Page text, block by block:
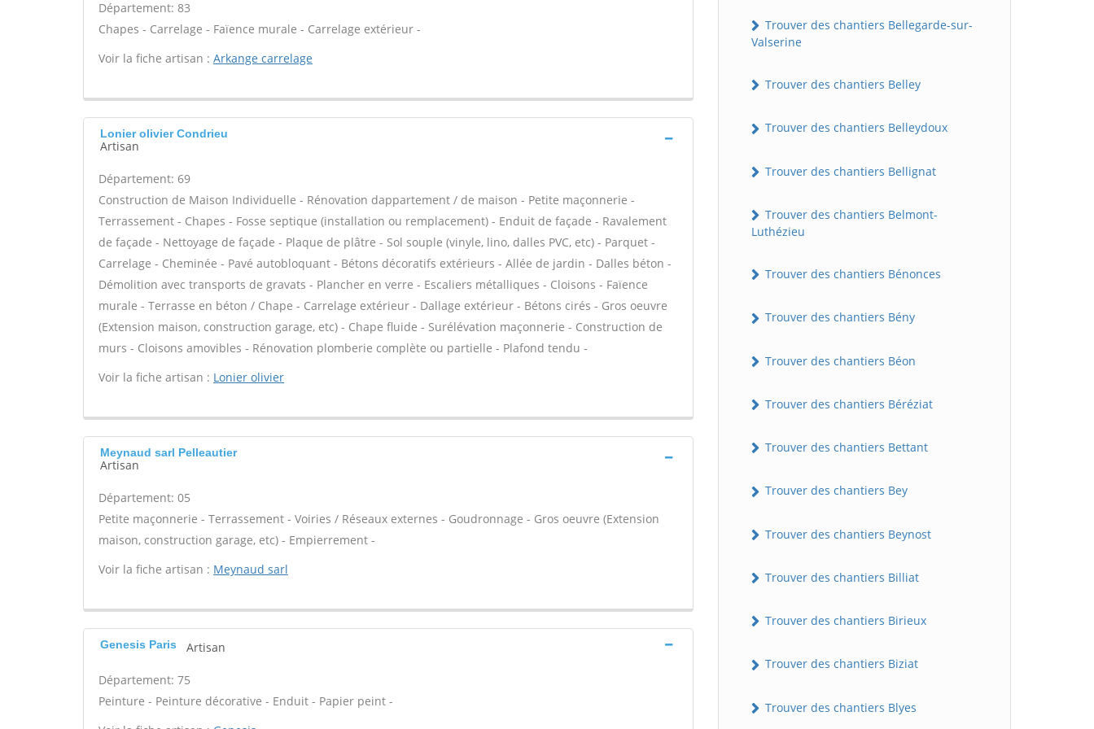
Département: 83
Chapes - Carrelage - Faïence murale - Carrelage extérieur -
Voir la fiche artisan : Arkange carrelage
Lonier olivier Condrieu
Artisan
Département: 69
Construction de Maison Individuelle - Rénovation dappartement / de maison - Petite maçonnerie -
Terrassement - Chapes - Fosse septique (installation ou remplacement) - Enduit de façade - Ravalement
de façade - Nettoyage de façade - Plaque de plâtre - Sol souple (vinyle, lino, dalles PVC, etc) - Parquet -
Carrelage - Cheminée - Pavé autobloquant - Bétons décoratifs extérieurs - Allée de jardin - Dalles béton -
Démolition avec transports de gravats - Plancher en verre - Escaliers métalliques - Cloisons - Faïence
murale - Terrasse en béton / Chape - Carrelage extérieur - Dallage extérieur - Bétons cirés - Gros oeuvre
(Extension maison, construction garage, etc) - Chape fluide - Surélévation maçonnerie - Construction de
murs - Cloisons amovibles - Rénovation plomberie complète ou partielle - Plafond tendu -
Voir la fiche artisan : Lonier olivier
Meynaud sarl Pelleautier
Artisan
Département: 05
Petite maçonnerie - Terrassement - Voiries / Réseaux externes - Goudronnage - Gros oeuvre (Extension
maison, construction garage, etc) - Empierrement -
Voir la fiche artisan : Meynaud sarl
Genesis Paris Artisan
Département: 75
Peinture - Peinture décorative - Enduit - Papier peint -
Trouver des chantiers Bellegarde-sur-
Valserine
Trouver des chantiers Belley
Trouver des chantiers Belleydoux
Trouver des chantiers Bellignat
Trouver des chantiers Belmont-
Luthézieu
Trouver des chantiers Bénonces
Trouver des chantiers Bény
Trouver des chantiers Béon
Trouver des chantiers Béréziat
Trouver des chantiers Bettant
Trouver des chantiers Bey
Trouver des chantiers Beynost
Trouver des chantiers Billiat
Trouver des chantiers Birieux
Trouver des chantiers Biziat
Trouver des chantiers Blyes